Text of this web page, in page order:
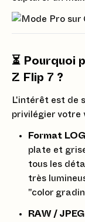
⏳ Pourquoi
Z Flip 7 ?
L'intérêt est de
privilégier votre
Format
plate et
tous les
très
"color
RAW /